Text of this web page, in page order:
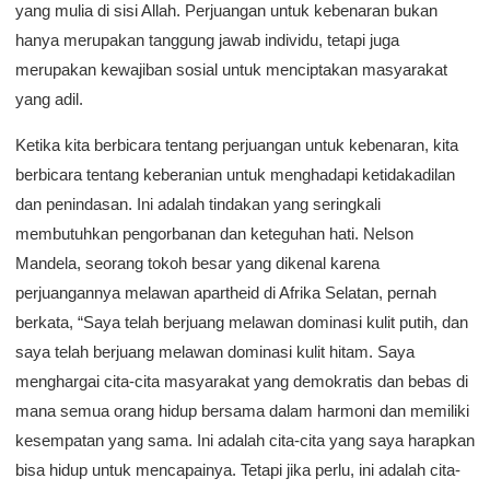
yang mulia di sisi Allah. Perjuangan untuk kebenaran bukan
hanya merupakan tanggung jawab individu, tetapi juga
merupakan kewajiban sosial untuk menciptakan masyarakat
yang adil.
Ketika kita berbicara tentang perjuangan untuk kebenaran, kita
berbicara tentang keberanian untuk menghadapi ketidakadilan
dan penindasan. Ini adalah tindakan yang seringkali
membutuhkan pengorbanan dan keteguhan hati. Nelson
Mandela, seorang tokoh besar yang dikenal karena
perjuangannya melawan apartheid di Afrika Selatan, pernah
berkata, “Saya telah berjuang melawan dominasi kulit putih, dan
saya telah berjuang melawan dominasi kulit hitam. Saya
menghargai cita-cita masyarakat yang demokratis dan bebas di
mana semua orang hidup bersama dalam harmoni dan memiliki
kesempatan yang sama. Ini adalah cita-cita yang saya harapkan
bisa hidup untuk mencapainya. Tetapi jika perlu, ini adalah cita-